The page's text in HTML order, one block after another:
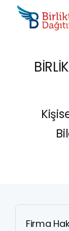
Firma